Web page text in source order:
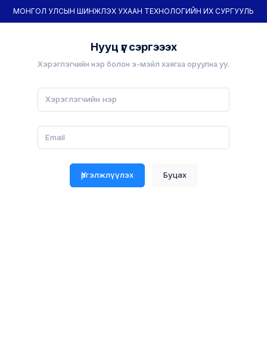
МОНГОЛ УЛСЫН ШИНЖЛЭХ УХААН ТЕХНОЛОГИЙН ИХ СУРГУУЛЬ
Нууц үг сэргэээх
Хэрэглэгчийн нэр болон э-мэйл хаягаа оруулна уу.
Үргэлжлүүлэх Буцах